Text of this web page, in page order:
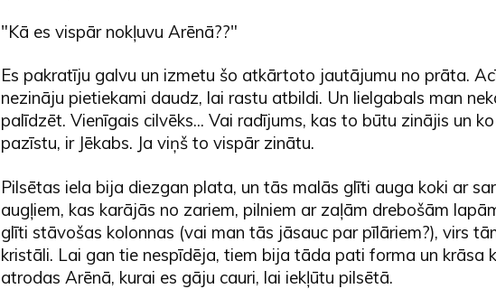
"Kā es vispār nokļuvu Arēnā??"
Es pakratīju galvu un izmetu šo atkārtoto jautājumu no prāta.
nezināju pietiekami daudz, lai rastu atbildi. Un lielgabals man
palīdzēt. Vienīgais cilvēks... Vai radījums, kas to būtu zinājis un
pazīstu, ir Jēkabs. Ja viņš to vispār zinātu.
Pilsētas iela bija diezgan plata, un tās malās glīti auga koki ar
augļiem, kas karājās no zariem, pilniem ar zaļām drebošām
glīti stāvošas kolonnas (vai man tās jāsauc par pīlāriem?), virs
kristāli. Lai gan tie nespīdēja, tiem bija tāda pati forma un krāsa
atrodas Arēnā, kurai es gāju cauri, lai iekļūtu pilsētā.